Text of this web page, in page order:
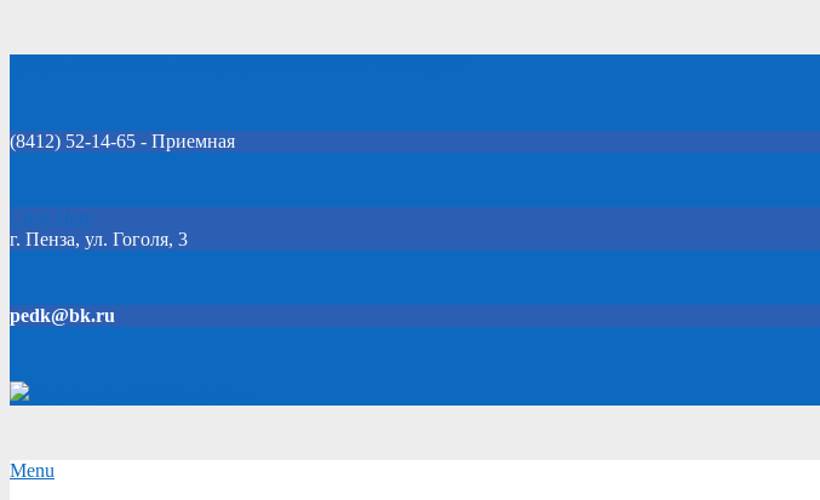
(8412) 52-14-65 - Приемная
Click Here
г. Пенза, ул. Гоголя, 3
pedk@bk.ru
Secondary
Menu